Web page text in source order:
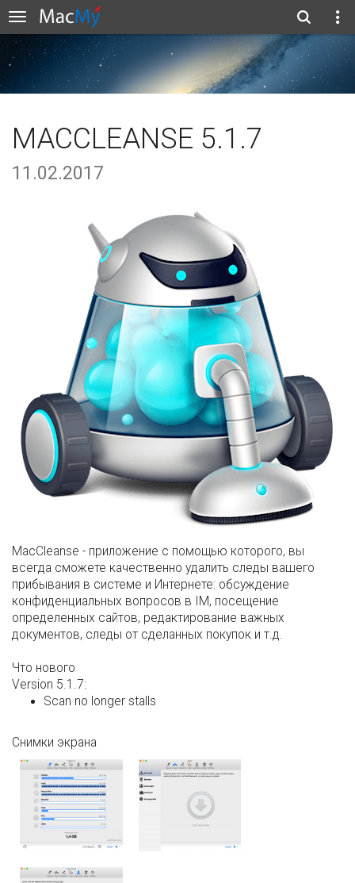
MACCLEANSE 5.1.7
11.02.2017
MacCleanse - приложение с помощью которого, вы
всегда сможете качественно удалить следы вашего
прибывания в системе и Интернете: обсуждение
конфиденциальных вопросов в IM, посещение
определенных сайтов, редактирование важных
документов, следы от сделанных покупок и т.д.
Что нового
Version 5.1.7:
Scan no longer stalls
Снимки экрана